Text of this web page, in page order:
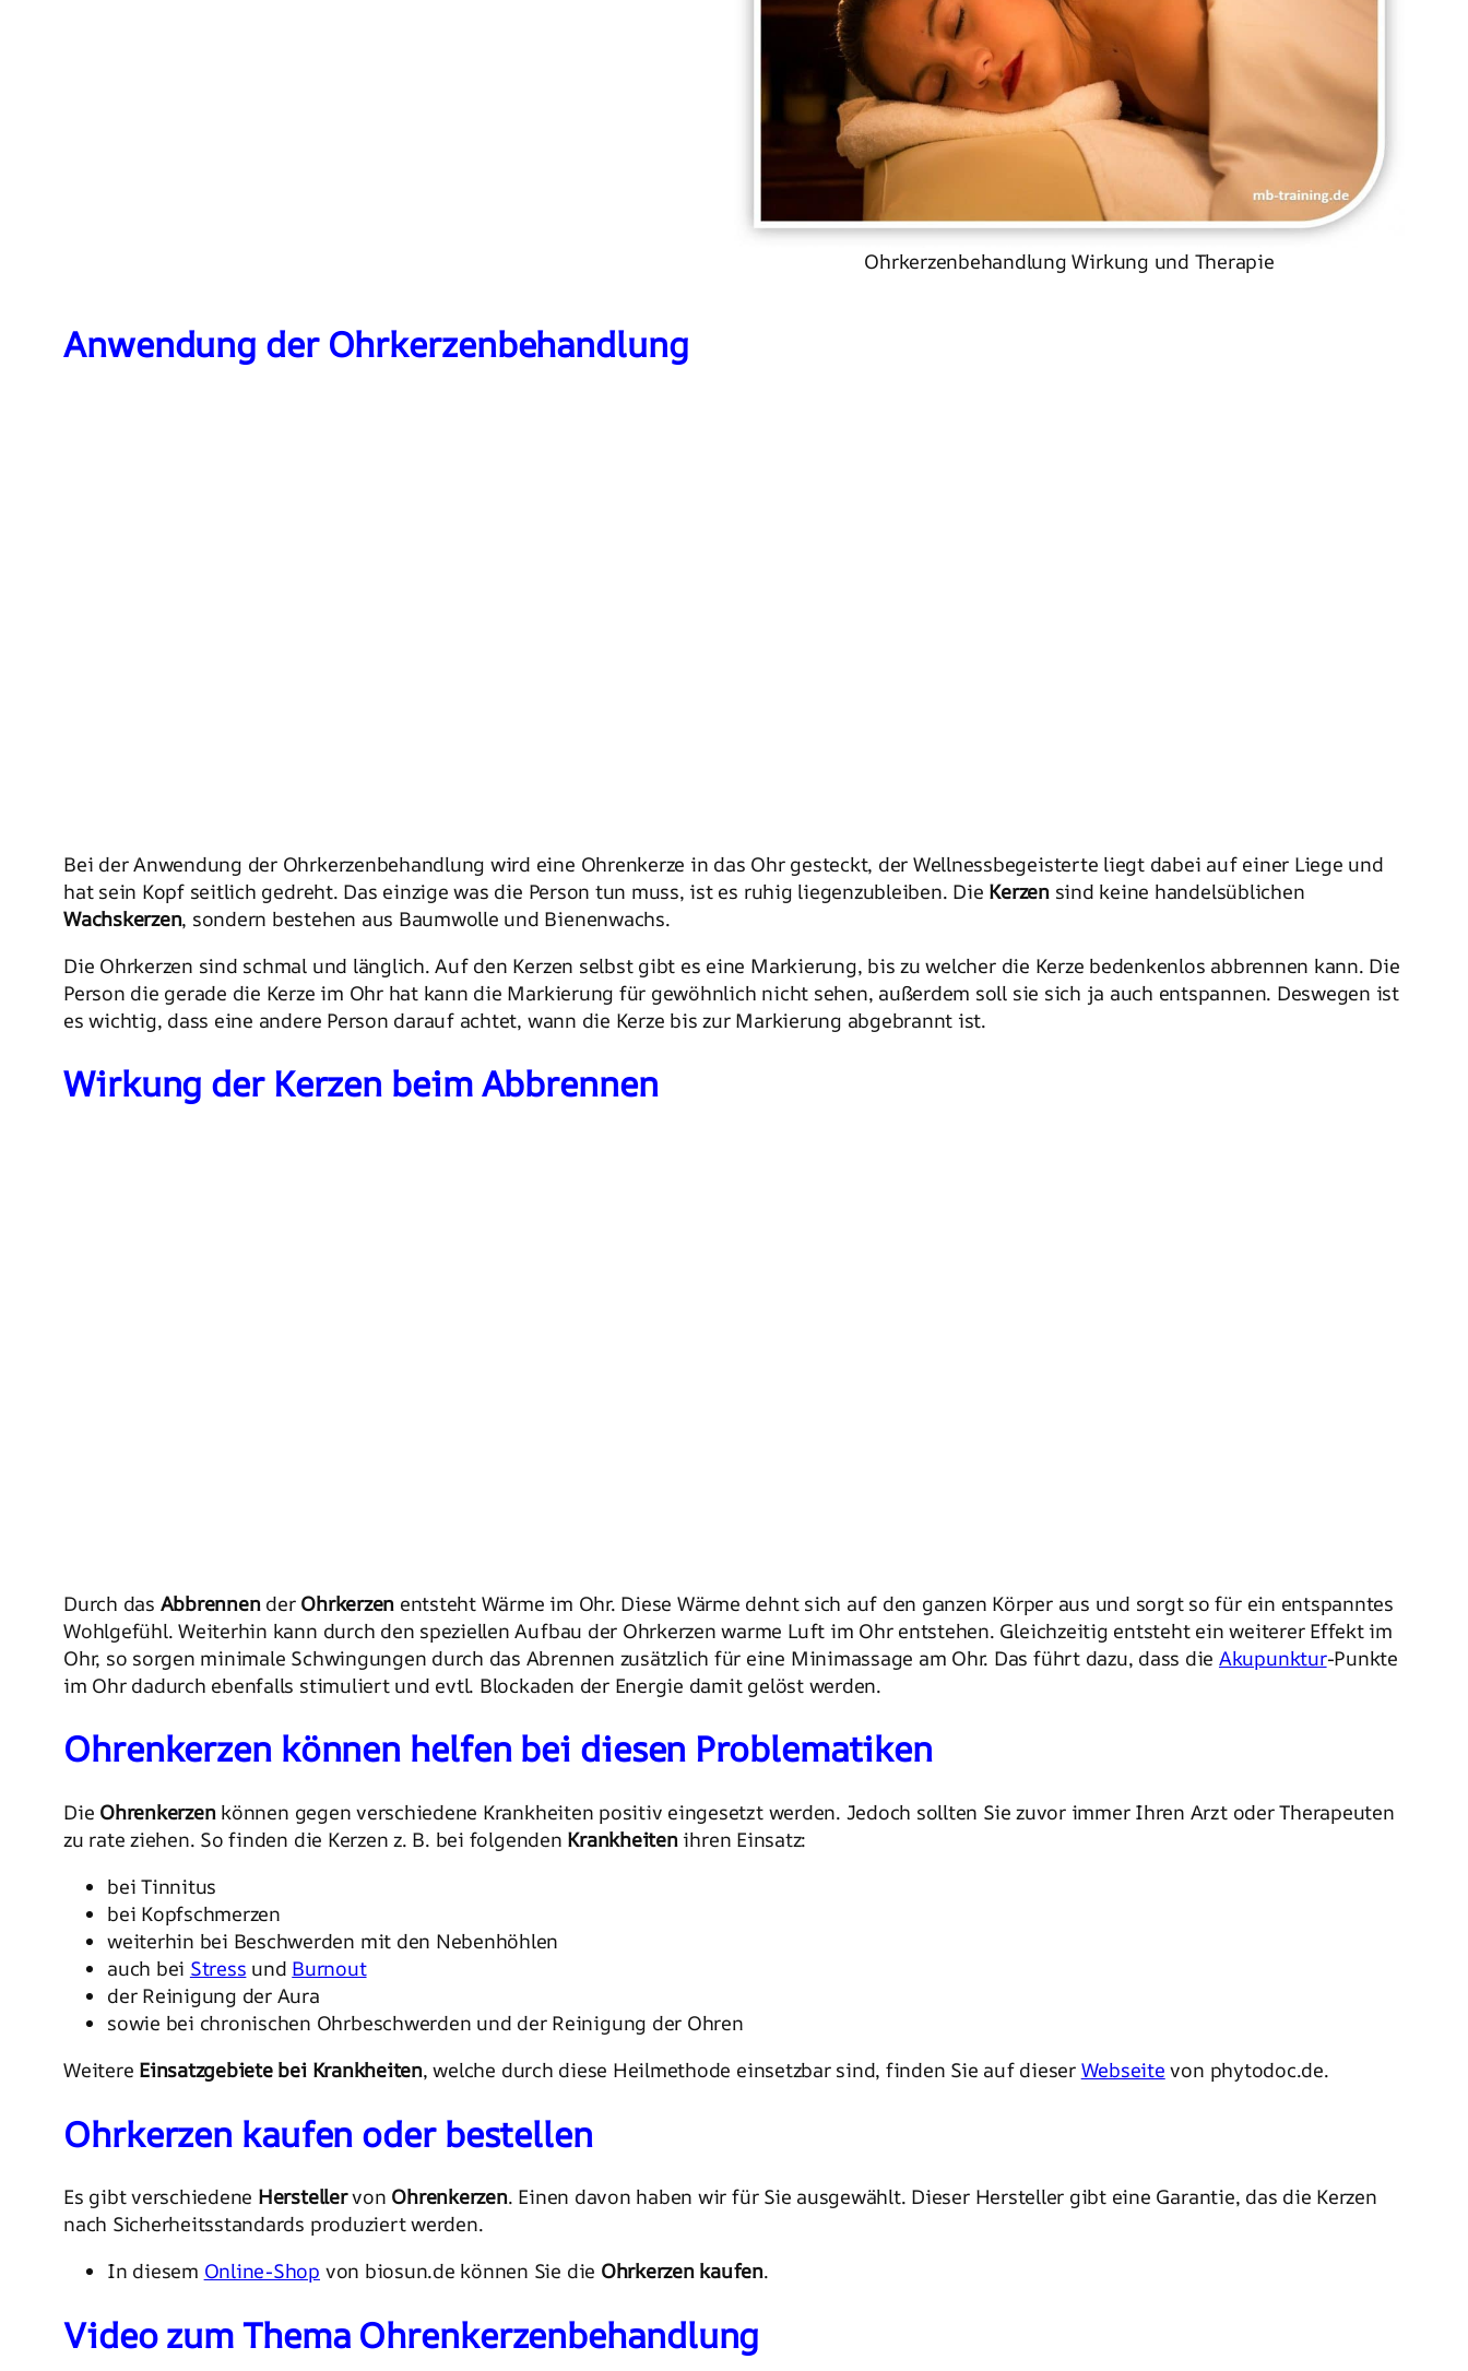
Ohrkerzenbehandlung Wirkung und Therapie
Anwendung der Ohrkerzenbehandlung
Bei der Anwendung der Ohrkerzenbehandlung wird eine Ohrenkerze in das Ohr gesteckt, der Wellnessbegeisterte liegt dabei auf einer Liege und
hat sein Kopf seitlich gedreht. Das einzige was die Person tun muss, ist es ruhig liegenzubleiben. Die Kerzensind keine handelsüblichen
Wachskerzen, sondern bestehen aus Baumwolle und Bienenwachs.
Die Ohrkerzen sind schmal und länglich. Auf den Kerzen selbst gibt es eine Markierung, bis zu welcher die Kerze bedenkenlos abbrennen kann. Die
Person die gerade die Kerze im Ohr hat kann die Markierung für gewöhnlich nicht sehen, außerdem soll sie sich ja auch entspannen. Deswegen ist
es wichtig, dass eine andere Person darauf achtet, wann die Kerze bis zur Markierung abgebrannt ist.
Wirkung der Kerzen beim Abbrennen
Durch das Abbrennender Ohrkerzen entsteht Wärme im Ohr. Diese Wärme dehnt sich auf den ganzen Körper aus und sorgt so für ein entspanntes
Wohlgefühl. Weiterhin kann durch den speziellen Aufbau der Ohrkerzen warme Luft im Ohr entstehen. Gleichzeitig entsteht ein weiterer Effekt im
Ohr, so sorgen minimale Schwingungen durch das Abrennen zusätzlich für eine Minimassage am Ohr. Das führt dazu, dass die Akupunktur-Punkte
im Ohr dadurch ebenfalls stimuliert und evtl. Blockaden der Energie damit gelöst werden.
Ohrenkerzen können helfen bei diesen Problematiken
Die Ohrenkerzenkönnen gegen verschiedene Krankheiten positiv eingesetzt werden. Jedoch sollten Sie zuvor immer Ihren Arzt oder Therapeuten
zu rate ziehen. So finden die Kerzen z. B. bei folgenden Krankheitenihren Einsatz:
bei Tinnitus
bei Kopfschmerzen
weiterhin bei Beschwerden mit den Nebenhöhlen
auch bei Stress und Burnout
der Reinigung der Aura
sowie bei chronischen Ohrbeschwerden und der Reinigung der Ohren
Weitere Einsatzgebiete bei Krankheiten, welche durch diese Heilmethode einsetzbar sind, finden Sie auf dieser Webseite von phytodoc.de.
Ohrkerzen kaufen oder bestellen
Es gibt verschiedene Herstellervon Ohrenkerzen. Einen davon haben wir für Sie ausgewählt. Dieser Hersteller gibt eine Garantie, das die Kerzen
nach Sicherheitsstandards produziert werden.
In diesem Online-Shop von biosun.de können Sie die Ohrkerzen kaufen.
Video zum Thema Ohrenkerzenbehandlung